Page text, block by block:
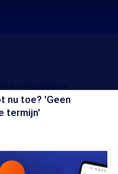
nu toe? 'Geen
termijn'